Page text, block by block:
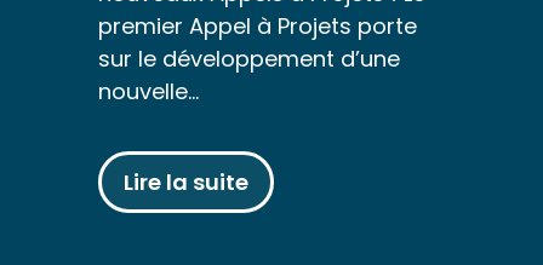
premier Appel à Projets porte
sur le développement d’une
nouvelle…
Lire la suite